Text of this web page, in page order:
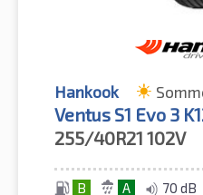
Hankook
Ventus S1 Evo 3
255/40R21 102V
B A 70 dB